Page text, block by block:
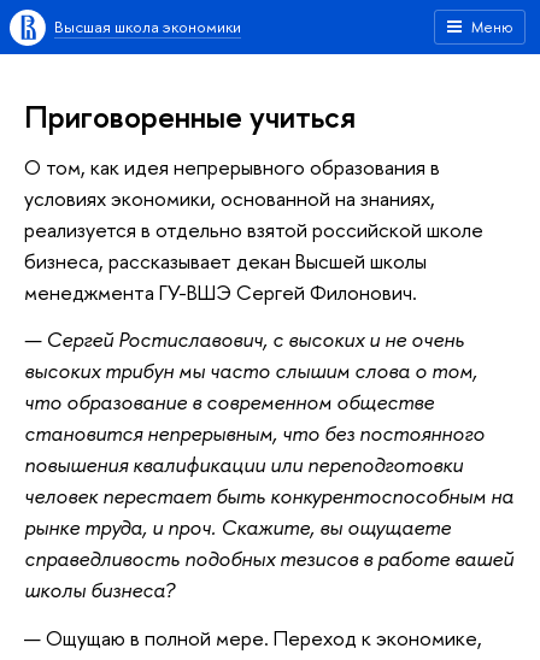
Меню
Высшая школа экономики
Приговоренные учиться
О том, как идея непрерывного образования в
условиях экономики, основанной на знаниях,
реализуется в отдельно взятой российской школе
бизнеса, рассказывает декан Высшей школы
менеджмента ГУ-ВШЭ Сергей Филонович.
— Сергей Ростиславович, с высоких и не очень
высоких трибун мы часто слышим слова о том,
что образование в современном обществе
становится непрерывным, что без постоянного
повышения квалификации или переподготовки
человек перестает быть конкурентоспособным на
рынке труда, и проч. Скажите, вы ощущаете
справедливость подобных тезисов в работе вашей
школы бизнеса?
— Ощущаю в полной мере. Переход к экономике,